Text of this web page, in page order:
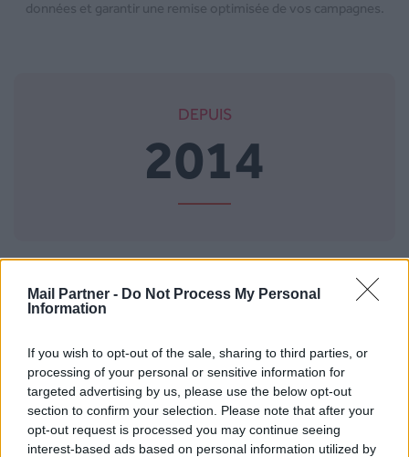
Mail Partner - Do Not Process My Personal
Information
If you wish to opt-out of the sale, sharing to third parties, or
processing of your personal or sensitive information for
targeted advertising by us, please use the below opt-out
section to confirm your selection. Please note that after your
opt-out request is processed you may continue seeing
interest-based ads based on personal information utilized by
données et garantir une remise optimisée de vos campagnes.
DEPUIS
2014
4750